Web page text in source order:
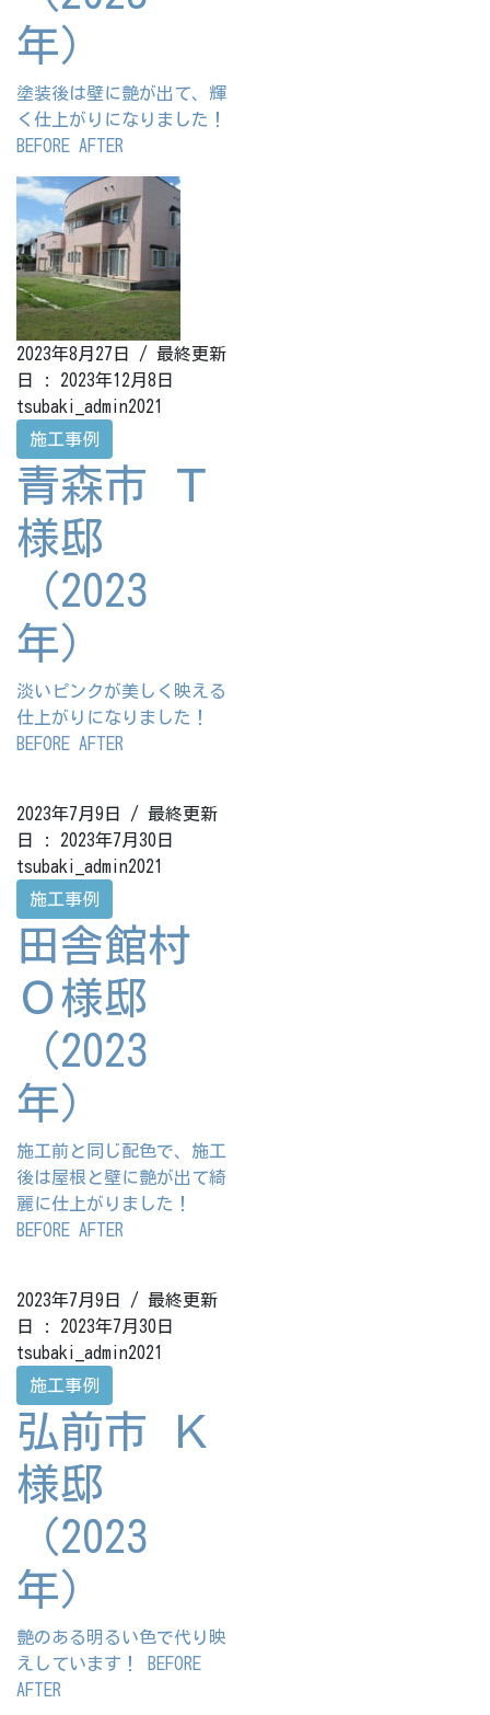
年）
塗装後は壁に艶が出て、輝
く仕上がりになりました！
BEFORE AFTER
2023年8月27日
/ 最終更新
日 : 2023年12月8日
tsubaki_admin2021
施工事例
青森市 Ｔ
様邸
（2023
年）
淡いピンクが美しく映える
仕上がりになりました！
BEFORE AFTER
2023年7月9日
/ 最終更新
日 : 2023年7月30日
tsubaki_admin2021
施工事例
田舎館村
Ｏ様邸
（2023
年）
施工前と同じ配色で、施工
後は屋根と壁に艶が出て綺
麗に仕上がりました！
BEFORE AFTER
2023年7月9日
/ 最終更新
日 : 2023年7月30日
tsubaki_admin2021
施工事例
弘前市 Ｋ
様邸
（2023
年）
艶のある明るい色で代り映
えしています！ BEFORE
AFTER